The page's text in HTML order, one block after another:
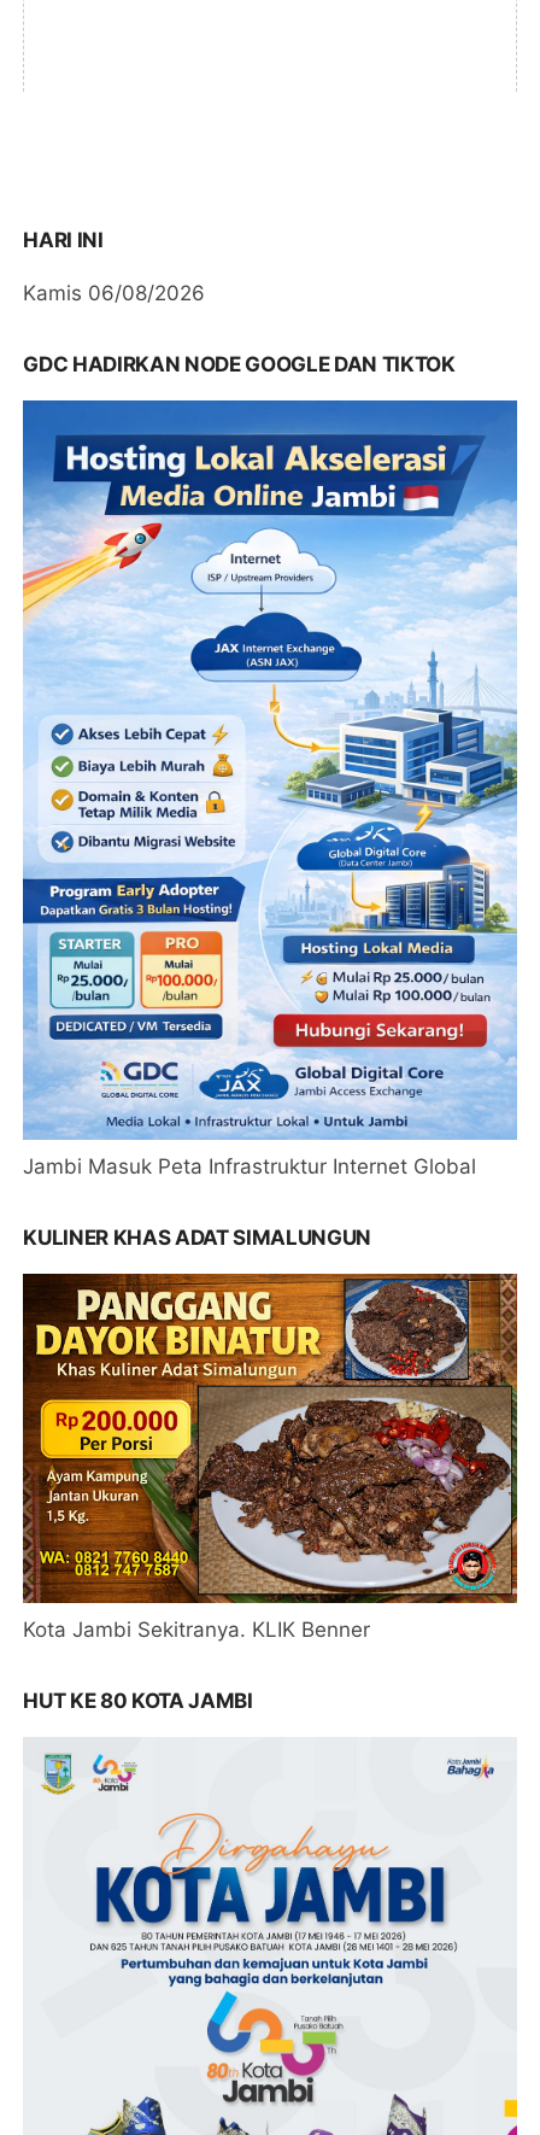
HARI INI
Kamis 06/08/2026
GDC HADIRKAN NODE GOOGLE DAN TIKTOK
Jambi Masuk Peta Infrastruktur Internet Global
KULINER KHAS ADAT SIMALUNGUN
Kota Jambi Sekitranya. KLIK Benner
HUT KE 80 KOTA JAMBI